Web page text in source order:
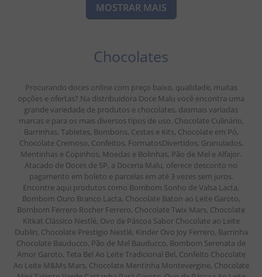
MOSTRAR MAIS
Chocolates
Procurando doces online com preço baixo, qualidade, muitas
opções e ofertas? Na distribuidora Doce Malu você encontra uma
grande variedade de produtos e chocolates, dasmais variadas
marcas e para os mais diversos tipos de uso. Chocolate Culinário,
Barrinhas, Tabletes, Bombons, Cestas e Kits, Chocolate em Pó,
Chocolate Cremoso, Confeitos, FormatosDivertidos, Granulados,
Mentinhas e Copinhos, Moedas e Bolinhas, Pão de Mel e Alfajor.
Atacado de Doces de SP, a Doceria Malu, oferece desconto no
pagamento em boleto e parcelas em até 3 vezes sem juros.
Encontre aqui produtos como Bombom Sonho de Valsa Lacta,
Bombom Ouro Branco Lacta, Chocolate Baton ao Leite Garoto,
Bombom Ferrero Rocher Ferrero, Chocolate Twix Mars, Chocolate
Kitkat Clássico Nestlé, Ovo de Páscoa Sabor Chocolate ao Leite
Dublin, Chocolate Prestigio Nestlé, Kinder Ovo Joy Ferrero, Barrinha
Chocolate Bauducco, Pão de Mel Bauducco, Bombom Serenata de
Amor Garoto, Teta Bel Ao Leite Tradicional Bel, Confeito Chocolate
Ao Leite M&Ms Mars, Chocolate Mentinha Montevergine, Chocolate